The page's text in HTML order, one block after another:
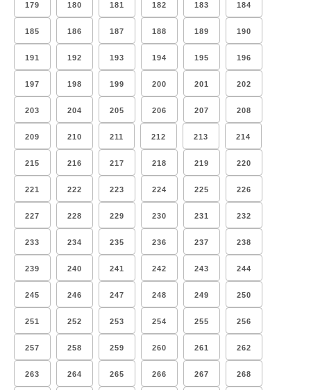
179 180 181 182 183 184
185 186 187 188 189 190
191 192 193 194 195 196
197 198 199 200 201 202
203 204 205 206 207 208
209 210 211 212 213 214
215 216 217 218 219 220
221 222 223 224 225 226
227 228 229 230 231 232
233 234 235 236 237 238
239 240 241 242 243 244
245 246 247 248 249 250
251 252 253 254 255 256
257 258 259 260 261 262
263 264 265 266 267 268